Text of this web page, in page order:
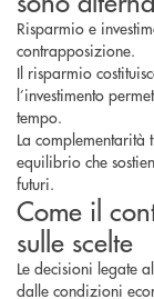
Risparmio e
contrapposizione.
Il risparmio
l’investimento
tempo.
La complementarità
equilibrio che
futuri.
Come il
sulle scelte
Le decisioni legate
dalle condizioni